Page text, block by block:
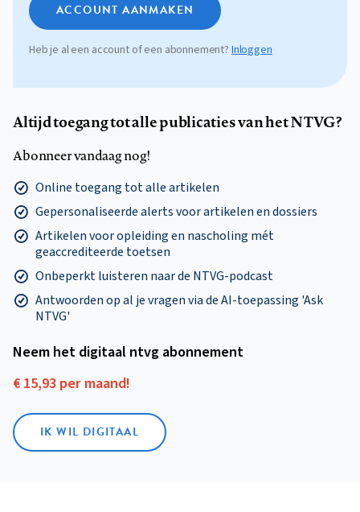
ACCOUNT AANMAKEN
Heb je al een account of een abonnement?Inloggen
Altijd toegang tot alle publicaties van het NTVG?
Abonneer vandaag nog!
Online toegang tot alle artikelen
Gepersonaliseerde alerts voor artikelen en dossiers
Artikelen voor opleiding en nascholing mét
geaccrediteerde toetsen
Onbeperkt luisteren naar de NTVG-podcast
Antwoorden op al je vragen via de AI-toepassing 'Ask
NTVG'
Neem het digitaal ntvg abonnement
€ 15,93 per maand!
IK WIL DIGITAAL